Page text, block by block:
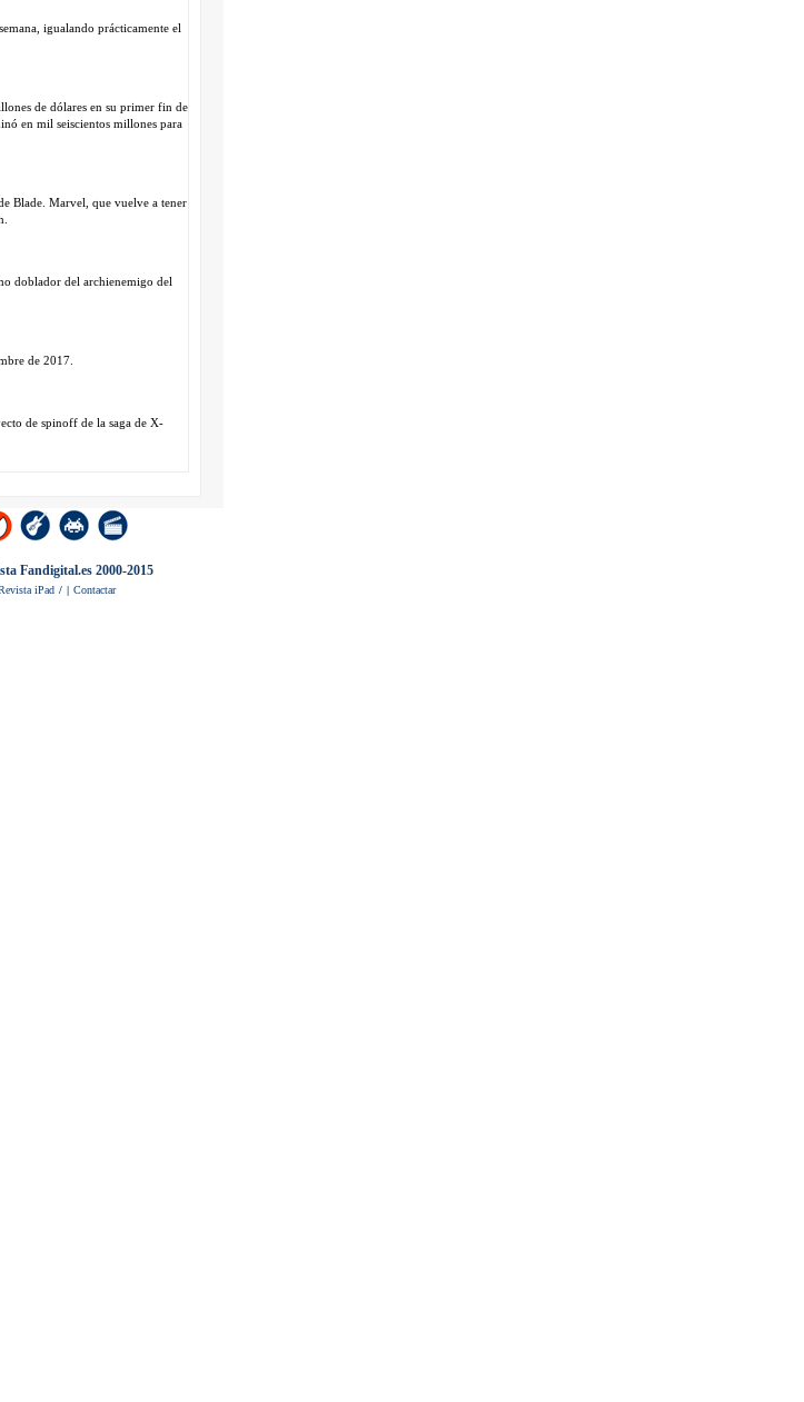
igualando prácticamente el
de dólares en su primer fin de
en mil seiscientos millones para
Blade. Marvel, que vuelve a tener
doblador del archienemigo del
de 2017.
de spinoff de la saga de X-
Fandigital.es 2000-2015
iPad / | Contactar